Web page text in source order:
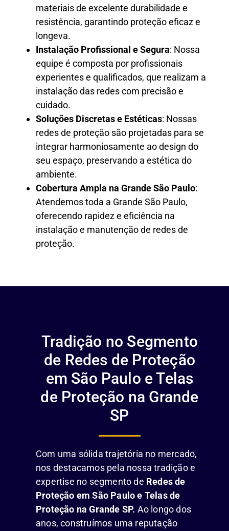
materiais de excelente durabilidade e
resistência, garantindo proteção eficaz e
longeva.
Instalação Profissional e Segura: Nossa
equipe é composta por profissionais
experientes e qualificados, que realizam a
instalação das redes com precisão e
cuidado.
Soluções Discretas e Estéticas: Nossas
redes de proteção são projetadas para se
integrar harmoniosamente ao design do
seu espaço, preservando a estética do
ambiente.
Cobertura Ampla na Grande São Paulo:
Atendemos toda a Grande São Paulo,
oferecendo rapidez e eficiência na
instalação e manutenção de redes de
proteção.
Tradição no Segmento
de Redes de Proteção
em São Paulo e Telas
de Proteção na Grande
SP
Com uma sólida trajetória no mercado,
nos destacamos pela nossa tradição e
expertise no segmento de Redes de
Proteção em São Paulo e Telas de
Proteção na Grande SP. Ao longo dos
anos, construímos uma reputação